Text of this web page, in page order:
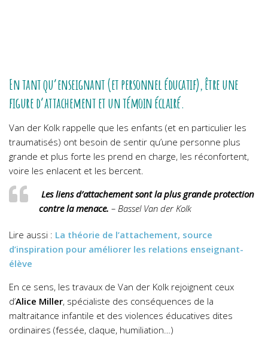
En tant qu’enseignant (et personnel éducatif), être une
figure d’attachement et un témoin éclairé.
Van der Kolk rappelle que les enfants (et en particulier les
traumatisés) ont besoin de sentir qu’une personne plus
grande et plus forte les prend en charge, les réconfortent,
voire les enlacent et les bercent.
Les liens d’attachement sont la plus grande protection
contre la menace. – Bassel Van der Kolk
Lire aussi : La théorie de l’attachement, source
d’inspiration pour améliorer les relations enseignant-
élève
En ce sens, les travaux de Van der Kolk rejoignent ceux
d’Alice Miller, spécialiste des conséquences de la
maltraitance infantile et des violences éducatives dites
ordinaires (fessée, claque, humiliation…)